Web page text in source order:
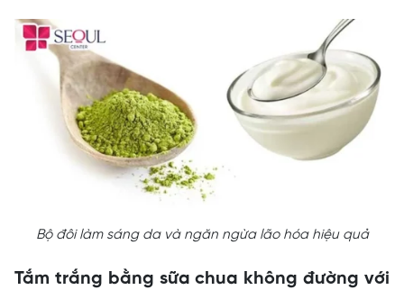
Bộ đôi làm sáng da và ngăn ngừa lão hóa hiệu quả
Tắm trắng bằng sữa chua không đường với